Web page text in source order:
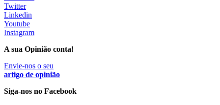
Twitter
Linkedin
Youtube
Instagram
A sua Opinião conta!
Envie-nos o seu
artigo de opinião
Siga-nos no Facebook